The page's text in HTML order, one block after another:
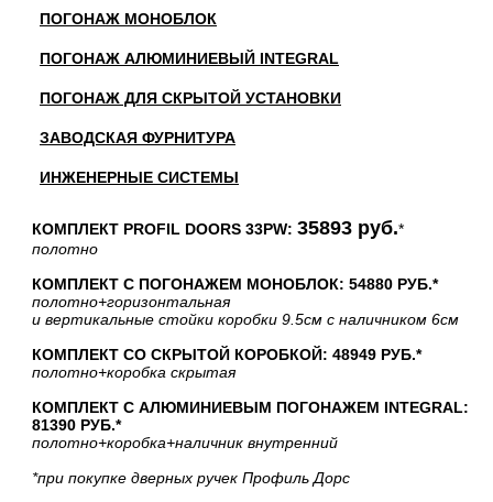
ПОГОНАЖ МОНОБЛОК
ПОГОНАЖ АЛЮМИНИЕВЫЙ INTEGRAL
ПОГОНАЖ ДЛЯ СКРЫТОЙ УСТАНОВКИ
ЗАВОДСКАЯ ФУРНИТУРА
ИНЖЕНЕРНЫЕ СИСТЕМЫ
КОМПЛЕКТ PROFIL DOORS 33PW: 35893 руб.*
полотно
КОМПЛЕКТ С ПОГОНАЖЕМ МОНОБЛОК: 54880 РУБ.*
полотно+горизонтальная
и вертикальные стойки коробки 9.5см с наличником 6см
КОМПЛЕКТ СО СКРЫТОЙ КОРОБКОЙ: 48949 РУБ.*
полотно+коробка скрытая
КОМПЛЕКТ С АЛЮМИНИЕВЫМ ПОГОНАЖЕМ INTEGRAL:
81390 РУБ.*
полотно+коробка+наличник внутренний
*при покупке дверных ручек Профиль Дорс